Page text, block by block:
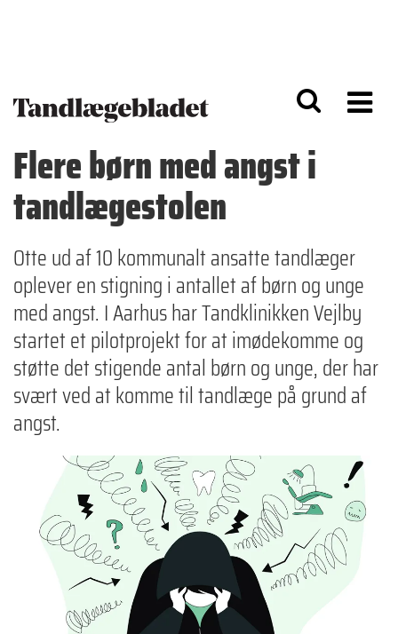
Flere børn med angst i
tandlæge­stolen
Otte ud af 10 kommunalt ansatte tandlæger
oplever en stigning i antallet af børn og unge
med angst. I Aarhus har Tandklinikken Vejlby
startet et pilotprojekt for at imødekomme og
støtte det stigende antal børn og unge, der har
svært ved at komme til tandlæge på grund af
angst.